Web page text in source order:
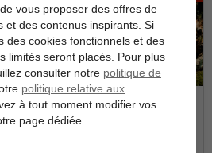
vous trouvez le magnifique Anissaras.